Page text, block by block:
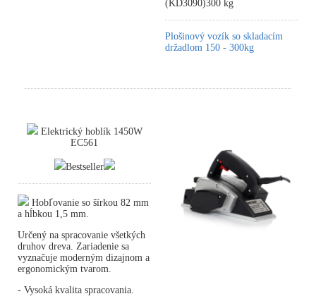
(KD3090)300 kg
Plošinový vozík so skladacím
držadlom 150 - 300kg
Elektrický hoblík 1450W
EC561
Bestseller
Hobľovanie so šírkou 82 mm
a hĺbkou 1,5 mm.
Určený na spracovanie všetkých
druhov dreva. Zariadenie sa
vyznačuje moderným dizajnom a
ergonomickým tvarom.
- Vysoká kvalita spracovania.